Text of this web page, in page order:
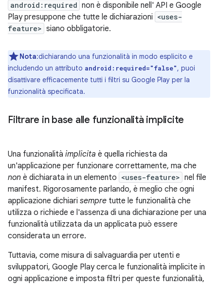
android:required non è disponibile nell' API e Google
Play presuppone che tutte le dichiarazioni <uses-
feature> siano obbligatorie.
Nota:dichiarando una funzionalità in modo esplicito e
includendo un attributo android:required="false", puoi
disattivare efficacemente tutti i filtri su Google Play per la
funzionalità specificata.
Filtrare in base alle funzionalità implicite
Una funzionalità implicita è quella richiesta da
un'applicazione per funzionare correttamente, ma che
non è dichiarata in un elemento <uses-feature> nel file
manifest. Rigorosamente parlando, è meglio che ogni
applicazione dichiari sempre tutte le funzionalità che
utilizza o richiede e l'assenza di una dichiarazione per una
funzionalità utilizzata da un applicata può essere
considerata un errore.
Tuttavia, come misura di salvaguardia per utenti e
sviluppatori, Google Play cerca le funzionalità implicite in
ogni applicazione e imposta filtri per queste funzionalità,